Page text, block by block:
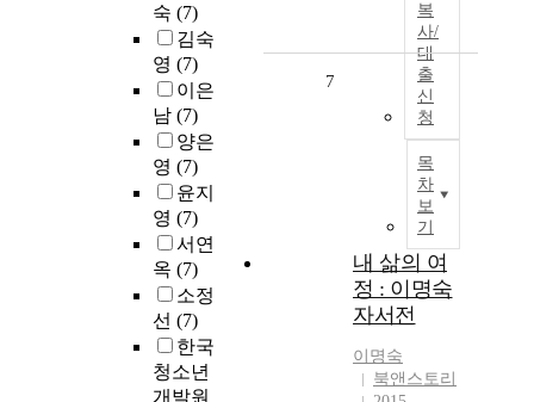
숙 (7)
김숙
영 (7)
이은
남 (7)
양은
영 (7)
윤지
영 (7)
서연
옥 (7)
소정
선 (7)
한국
청소년
개발원
복
사/
대
출
신
청
목
차
보
기
7
내 삶의 여
정 : 이명숙
자서전
이명숙
북앤스토리